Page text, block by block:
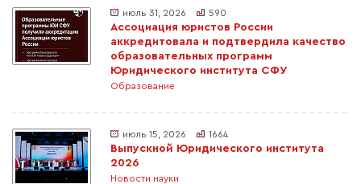
июль 31, 2026 590
Ассоциация юристов России
аккредитовала и подтвердила качество
образовательных программ
Юридического института СФУ
Образование
июль 15, 2026 1664
Выпускной Юридического института
2026
Новости науки